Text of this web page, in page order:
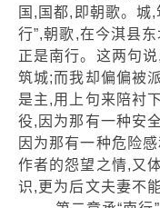
国,国都,即朝歌。城
行”,朝歌,在今淇县
正是南行。这两句
筑城;而我却偏偏被
是主,用上句来陪衬
役,因为那有一种安
因为那有一种危险
作者的怨望之情,又
识,更为后文夫妻不